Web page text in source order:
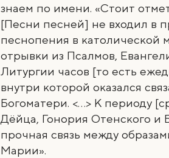
знаем по имени. «Стоит
[Песни песней] не входил в
песнопения в католической
отрывки из Псалмов,
Литургии часов [то есть
внутри которой оказался
Богоматери. <…> К периоду
Дёйца, Гонория Отенского и
прочная связь между
Марии».